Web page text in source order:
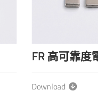
FR 高可靠度
Download